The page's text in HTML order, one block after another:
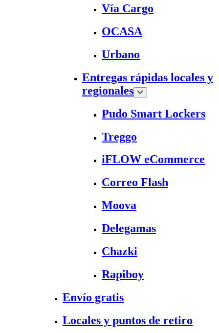
Vía Cargo
OCASA
Urbano
Entregas rápidas locales y
regionales
Pudo Smart Lockers
Treggo
iFLOW eCommerce
Correo Flash
Moova
Delegamas
Chazki
Rapiboy
Envío gratis
Locales y puntos de retiro